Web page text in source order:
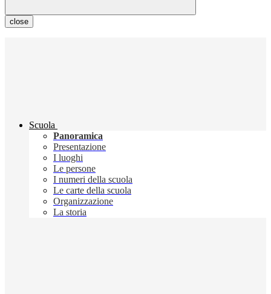
close
Scuola
Panoramica
Presentazione
I luoghi
Le persone
I numeri della scuola
Le carte della scuola
Organizzazione
La storia